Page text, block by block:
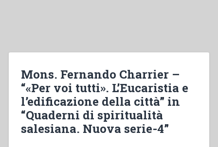
Mons. Fernando Charrier –
“«Per voi tutti». L’Eucaristia e
l’edificazione della città” in
“Quaderni di spiritualità
salesiana. Nuova serie-4”